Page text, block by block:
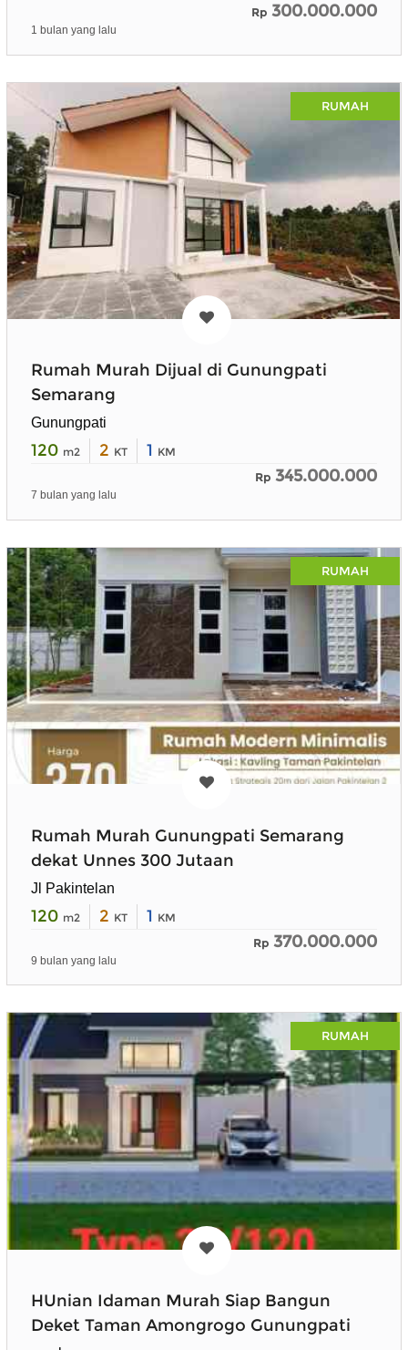
Rp 300.000.000
1 bulan yang lalu
RUMAH
Rumah Murah Dijual di Gunungpati
Semarang
Gunungpati
120 m2 2 KT 1 KM
Rp 345.000.000
7 bulan yang lalu
RUMAH
Rumah Murah Gunungpati Semarang
dekat Unnes 300 Jutaan
Jl Pakintelan
120 m2 2 KT 1 KM
Rp 370.000.000
9 bulan yang lalu
RUMAH
HUnian Idaman Murah Siap Bangun
Deket Taman Amongrogo Gunungpati